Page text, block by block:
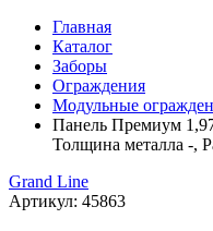
Главная
Каталог
Заборы
Ограждения
Модульные
Панель Премиум
Толщина металла -,
Grand Line
Артикул: 45863